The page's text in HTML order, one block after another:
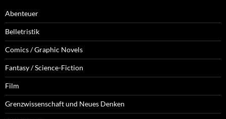
Abenteuer
Belletristik
Comics / Graphic Novels
Fantasy / Science-Fiction
Film
Grenzwissenschaft und Neues Denken